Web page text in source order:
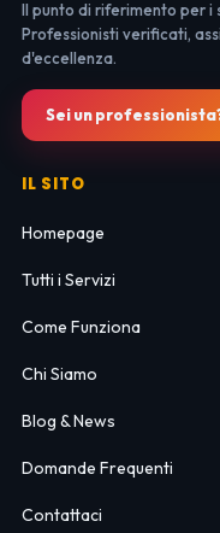
Il punto di riferimento per i
Professionisti verificati,
d'eccellenza.
Sei un
IL SITO
Homepage
Tutti i Servizi
Come Funziona
Chi Siamo
Blog & News
Domande Frequenti
Contattaci